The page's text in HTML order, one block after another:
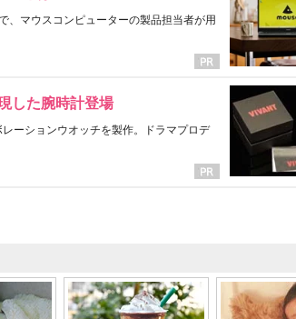
、マウスコンピューターの製品担当者が用
した腕時計登場
ーションウオッチを製作。ドラマプロデ